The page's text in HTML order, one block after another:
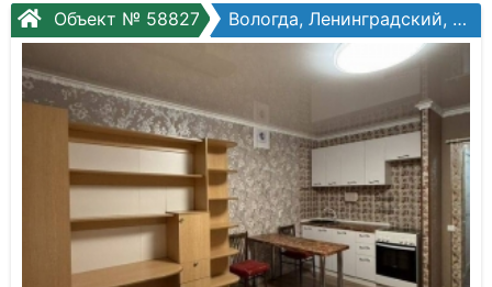
Объект № 58827 Вологда, Ленинградский, Возрождения ул, №31а